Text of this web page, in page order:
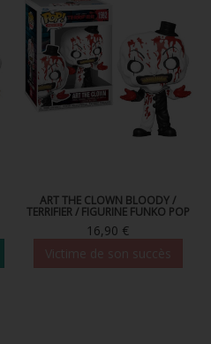
ART THE CLOWN BLOODY /
TERRIFIER / FIGURINE FUNKO POP
16,90 €